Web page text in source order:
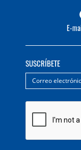
E-
SUSCRÍBETE